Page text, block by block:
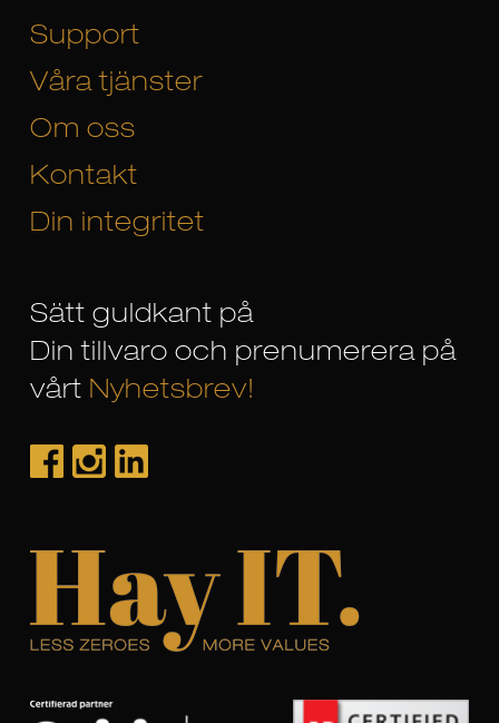
Support
Våra tjänster
Om oss
Kontakt
Din integritet
Sätt guldkant på
Din tillvaro och prenumerera på
vårt Nyhetsbrev!